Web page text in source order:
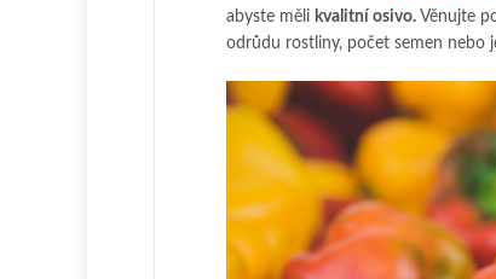
abyste měli kvalitní osivo. Věnujte
odrůdu rostliny, počet semen nebo